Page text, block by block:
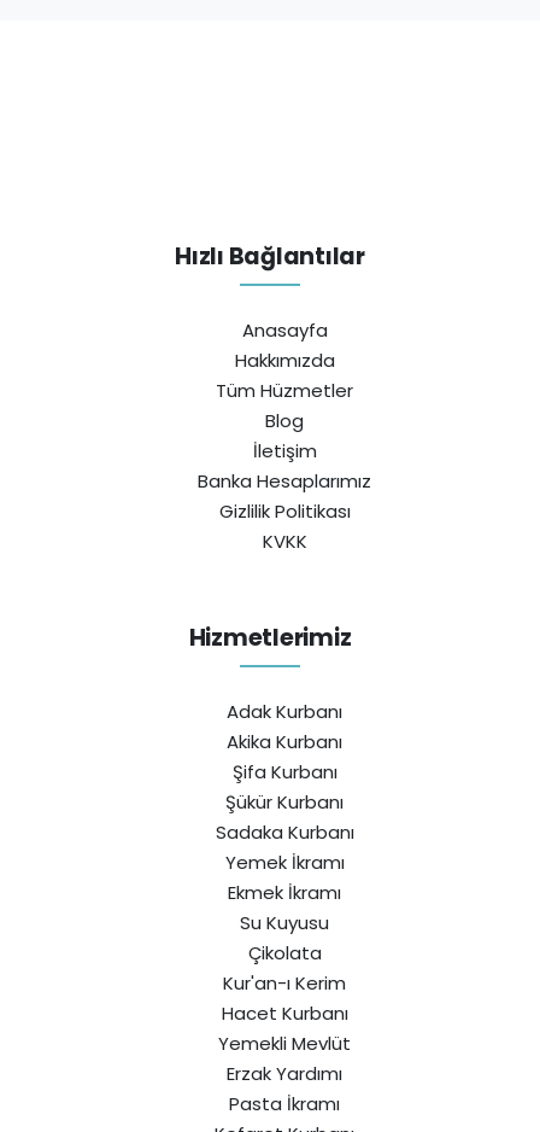
Hızlı Bağlantılar
Anasayfa
Hakkımızda
Tüm Hüzmetler
Blog
İletişim
Banka Hesaplarımız
Gizlilik Politikası
KVKK
Hizmetlerimiz
Adak Kurbanı
Akika Kurbanı
Şifa Kurbanı
Şükür Kurbanı
Sadaka Kurbanı
Yemek İkramı
Ekmek İkramı
Su Kuyusu
Çikolata
Kur'an-ı Kerim
Hacet Kurbanı
Yemekli Mevlüt
Erzak Yardımı
Pasta İkramı